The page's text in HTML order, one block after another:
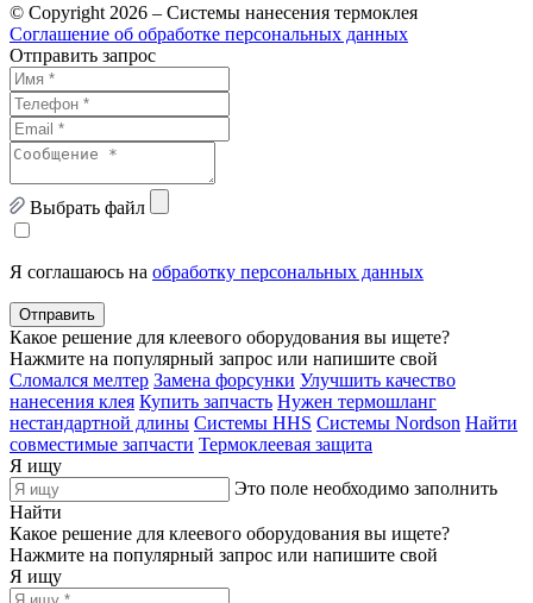
© Copyright 2026 – Системы нанесения термоклея
Соглашение об обработке персональных данных
Отправить запрос
Выбрать файл
Я соглашаюсь на обработку персональных данных
Отправить
Какое решение для клеевого оборудования вы ищете?
Нажмите на популярный запрос или напишите свой
Сломался мелтер Замена форсунки Улучшить качество
нанесения клея Купить запчасть Нужен термошланг
нестандартной длины Системы HHS Системы Nordson Найти
совместимые запчасти Термоклеевая защита
Я ищу
Это поле необходимо заполнить
Найти
Какое решение для клеевого оборудования вы ищете?
Нажмите на популярный запрос или напишите свой
Я ищу